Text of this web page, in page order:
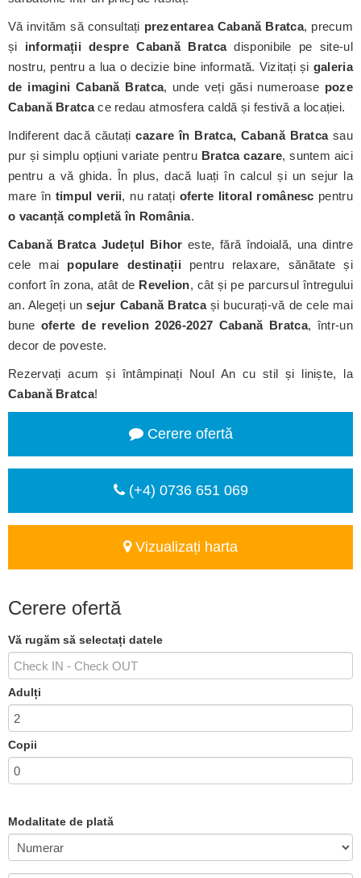
Vă invităm să consultați prezentarea Cabană Bratca, precum
și informații despre Cabană Bratcadisponibile pe site-ul
nostru, pentru a lua o decizie bine informată. Vizitați și galeria
de imagini Cabană Bratca, unde veți găsi numeroase poze
Cabană Bratcace redau atmosfera caldă și festivă a locației.
Indiferent dacă căutațicazare în Bratca, Cabană Bratcasau
pur și simplu opțiuni variate pentru Bratca cazare, suntem aici
pentru a vă ghida. În plus, dacă luați în calcul și un sejur la
mare în timpul verii, nu ratați oferte litoral românesc pentru
o vacanță completă în România.
Cabană Bratca Județul Bihor este, fără îndoială, una dintre
cele mai populare destinații pentru relaxare, sănătate și
confort în zona, atât de Revelion, cât și pe parcursul întregului
an. Alegeți unsejur Cabană Bratcași bucurați-vă de cele mai
bune oferte de revelion 2026-2027 Cabană Bratca, într-un
decor de poveste.
Rezervați acum și întâmpinați Noul An cu stil și liniște, la
Cabană Bratca!
Cerere ofertă
(+4) 0736 651 069
Vizualizați harta
Cerere ofertă
Vă rugăm să selectați datele
Adulți
Copii
Modalitate de plată